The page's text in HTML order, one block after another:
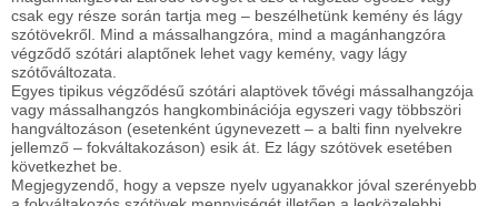
csak egy része során tartja meg – beszélhetünk kemény és lágy
szótövekről. Mind a mássalhangzóra, mind a magánhangzóra
végződő szótári alaptőnek lehet vagy kemény, vagy lágy
szótőváltozata.
Egyes tipikus végződésű szótári alaptövek tővégi mássalhangzója
vagy mássalhangzós hangkombinációja egyszeri vagy többszöri
hangváltozáson (esetenként úgynevezett – a balti finn nyelvekre
jellemző – fokváltakozáson) esik át. Ez lágy szótövek esetében
következhet be.
Megjegyzendő, hogy a vepsze nyelv ugyanakkor jóval szerényebb